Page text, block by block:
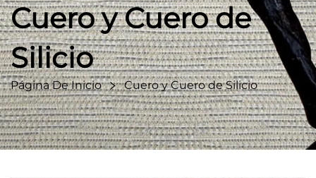
Cuero y Cuero de
Silicio
Página De Inicio Cuero y Cuero de Silicio